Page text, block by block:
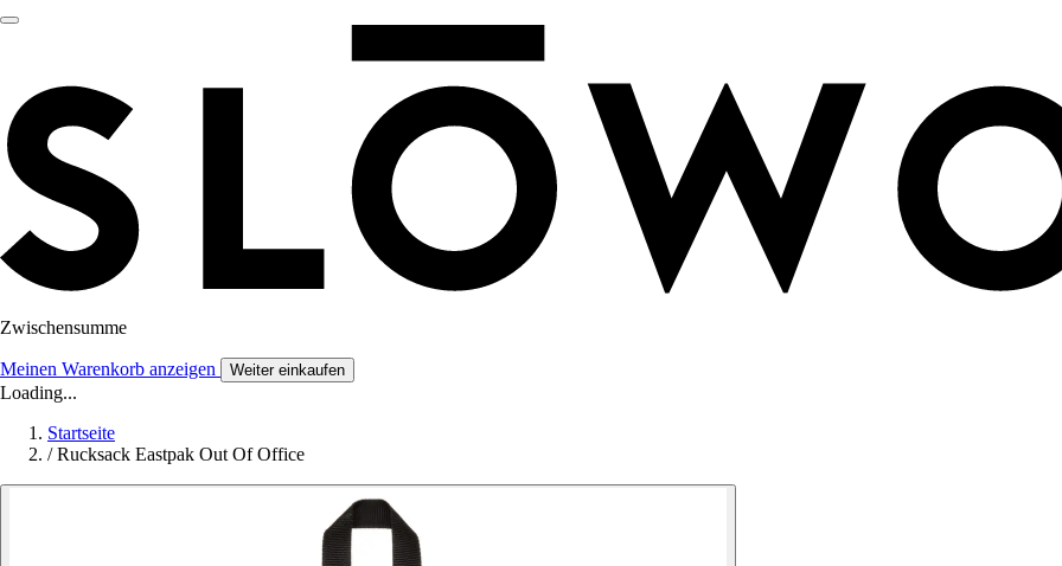
Zwischensumme
Meinen Warenkorb anzeigen Weiter einkaufen
Loading...
Startseite
/ Rucksack Eastpak Out Of Office